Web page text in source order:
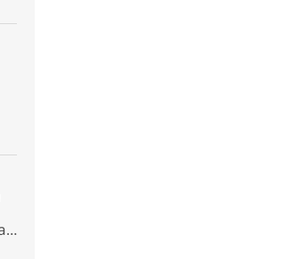
Sonett | Bělící prášek a odstraňovač skvrn - 900 g